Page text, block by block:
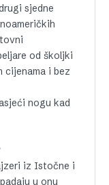
sjedne
od školjki
cijenama i bez
nogu kad
iz Istočne i
u onu